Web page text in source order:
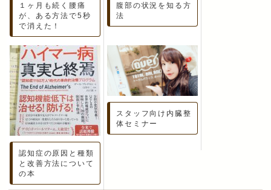
１ヶ月も続く腰痛
が、ある方法で5秒
で消えた！
腹部の状況を知る方
法
認知症の原因と種類
と改善方法について
の本
スタッフ向け内臓整
体セミナー